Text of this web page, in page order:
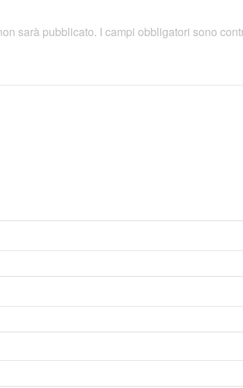
sarà pubblicato. I campi obbligatori sono